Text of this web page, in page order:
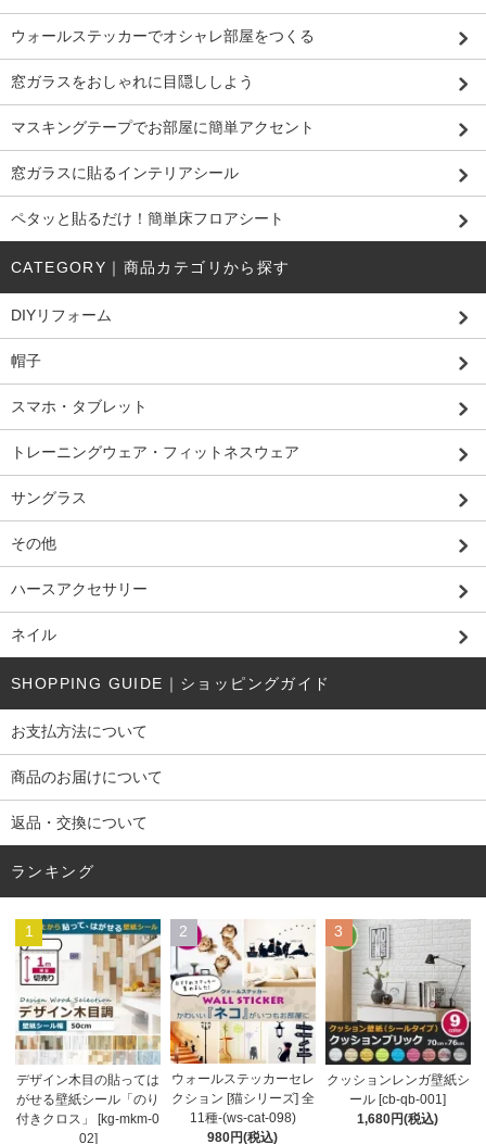
ウォールステッカーでオシャレ部屋をつくる
窓ガラスをおしゃれに目隠ししよう
マスキングテープでお部屋に簡単アクセント
窓ガラスに貼るインテリアシール
ペタッと貼るだけ！簡単床フロアシート
CATEGORY｜商品カテゴリから探す
DIYリフォーム
帽子
スマホ・タブレット
トレーニングウェア・フィットネスウェア
サングラス
その他
ハースアクセサリー
ネイル
SHOPPING GUIDE｜ショッピングガイド
お支払方法について
商品のお届けについて
返品・交換について
ランキング
1
デザイン木目の貼っては
がせる壁紙シール「のり
付きクロス」 [kg-mkm-0
02]
2
ウォールステッカーセレ
クション [猫シリーズ] 全
11種-(ws-cat-098)
980円(税込)
3
クッションレンガ壁紙シ
ール [cb-qb-001]
1,680円(税込)